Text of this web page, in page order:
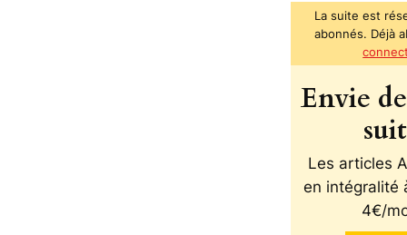
La suite est
abonnés. Déjà
Envie
Les articles
en intégralité
4€/